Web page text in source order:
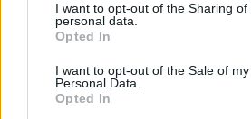
not limited to your visit or usage
grant or deny consent to Google and
use your data for below specified
consent section.
I want to opt-out of the Sharing of
personal data.
Opted In
I want to opt-out of the Sale of my
Personal Data.
Opted In
nagyobb előnnyel vezet Kimi
a szerződését.